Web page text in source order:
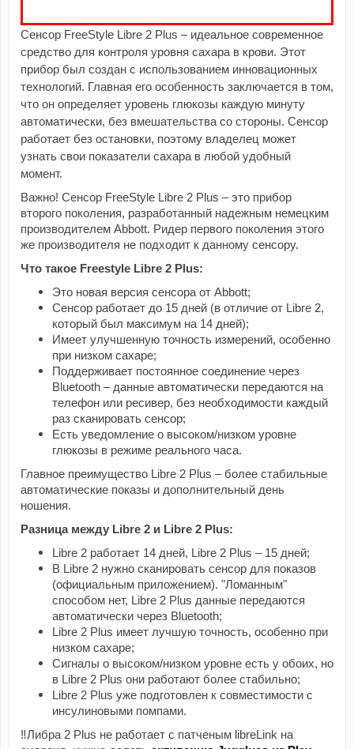
Сенсор FreeStyle Libre 2 Plus – идеальное современное
средство для контроля уровня сахара в крови. Этот
прибор был создан с использованием инновационных
технологий. Главная его особенность заключается в том,
что он определяет уровень глюкозы каждую минуту
автоматически, без вмешательства со стороны. Сенсор
работает без остановки, поэтому владелец может
узнать свои показатели сахара в любой удобный
момент.
Важно! Сенсор FreeStyle Libre 2 Plus – это прибор
второго поколения, разработанный надежным немецким
производителем Abbott. Ридер первого поколения этого
же производителя не подходит к данному сенсору.
Что такое Freestyle Libre 2 Plus:
Это новая версия сенсора от Abbott;
Сенсор работает до 15 дней (в отличие от Libre 2,
который был максимум на 14 дней);
Имеет улучшенную точность измерений, особенно
при низком сахаре;
Поддерживает постоянное соединение через
Bluetooth – данные автоматически передаются на
телефон или ресивер, без необходимости каждый
раз сканировать сенсор;
Есть уведомление о высоком/низком уровне
глюкозы в режиме реального часа.
Главное преимущество Libre 2 Plus – более стабильные
автоматические показы и дополнительный день
ношения.
Разница между Libre 2 и Libre 2 Plus:
Libre 2 работает 14 дней, Libre 2 Plus – 15 дней;
В Libre 2 нужно сканировать сенсор для показов
(официальным приложением). "Ломанным"
способом нет, Libre 2 Plus данные передаются
автоматически через Bluetooth;
Libre 2 Plus имеет лучшую точность, особенно при
низком сахаре;
Сигналы о высоком/низком уровне есть у обоих, но
в Libre 2 Plus они работают более стабильно;
Libre 2 Plus уже подготовлен к совместимости с
инсулиновыми помпами.
‼️Либра 2 Plus не работает с патченым libreLink на